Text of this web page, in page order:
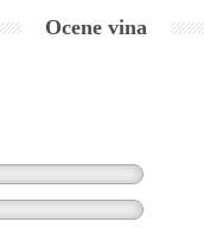
Ocene vina